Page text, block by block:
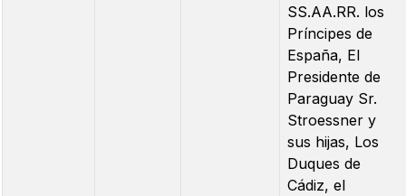
SS.AA.RR. los
Príncipes de
España, El
Presidente de
Paraguay Sr.
Stroessner y
sus hijas, Los
Duques de
Cádiz, el